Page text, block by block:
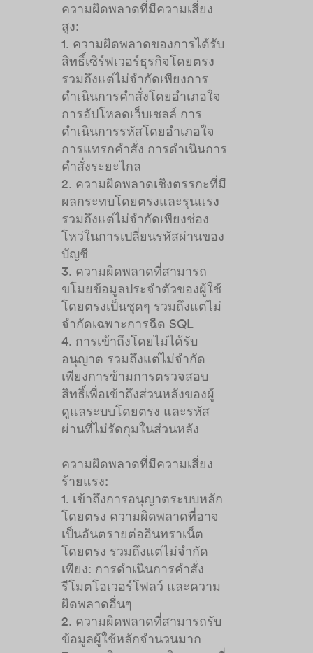
ความผิดพลาดที่มีความเสี่ยง
สูง:
1. ความผิดพลาดของการได้รับ
สิทธิ์เซิร์ฟเวอร์ธุรกิจโดยตรง
รวมถึงแต่ไม่จำกัดเพียงการ
ดำเนินการคำสั่งโดยอำเภอใจ
การอัปโหลดเว็บเชลล์ การ
ดำเนินการรหัสโดยอำเภอใจ
การแทรกคำสั่ง การดำเนินการ
คำสั่งระยะไกล
2. ความผิดพลาดเชิงตรรกะที่มี
ผลกระทบโดยตรงและรุนแรง
รวมถึงแต่ไม่จำกัดเพียงช่อง
โหว่ในการเปลี่ยนรหัสผ่านของ
บัญชี
3. ความผิดพลาดที่สามารถ
ขโมยข้อมูลประจำตัวของผู้ใช้
โดยตรงเป็นชุดๆ รวมถึงแต่ไม่
จำกัดเฉพาะการฉีด SQL
4. การเข้าถึงโดยไม่ได้รับ
อนุญาต รวมถึงแต่ไม่จำกัด
เพียงการข้ามการตรวจสอบ
สิทธิ์เพื่อเข้าถึงส่วนหลังของผู้
ดูแลระบบโดยตรง และรหัส
ผ่านที่ไม่รัดกุมในส่วนหลัง
ความผิดพลาดที่มีความเสี่ยง
ร้ายแรง:
1. เข้าถึงการอนุญาตระบบหลัก
โดยตรง ความผิดพลาดที่อาจ
เป็นอันตรายต่ออินทราเน็ต
โดยตรง รวมถึงแต่ไม่จำกัด
เพียง: การดำเนินการคำสั่ง
รีโมตโอเวอร์โฟลว์ และความ
ผิดพลาดอื่นๆ
2. ความผิดพลาดที่สามารถรับ
ข้อมูลผู้ใช้หลักจำนวนมาก